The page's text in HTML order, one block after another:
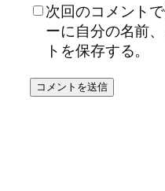
次回のコメント
ーに自分の名前
トを保存する。